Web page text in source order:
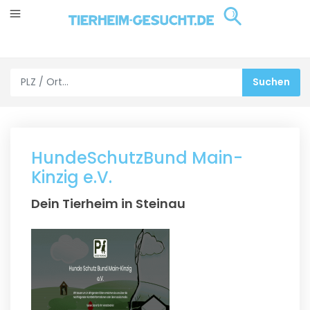
HundeSchutzBund Main-
Kinzig e.V.
Dein Tierheim in Steinau